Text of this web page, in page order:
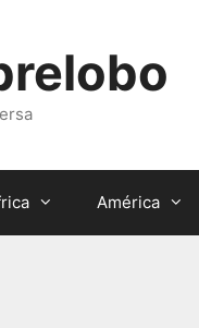
América